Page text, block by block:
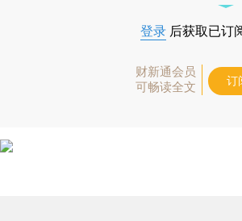
登录 后获取已订
财新通会员
可畅读全文
订